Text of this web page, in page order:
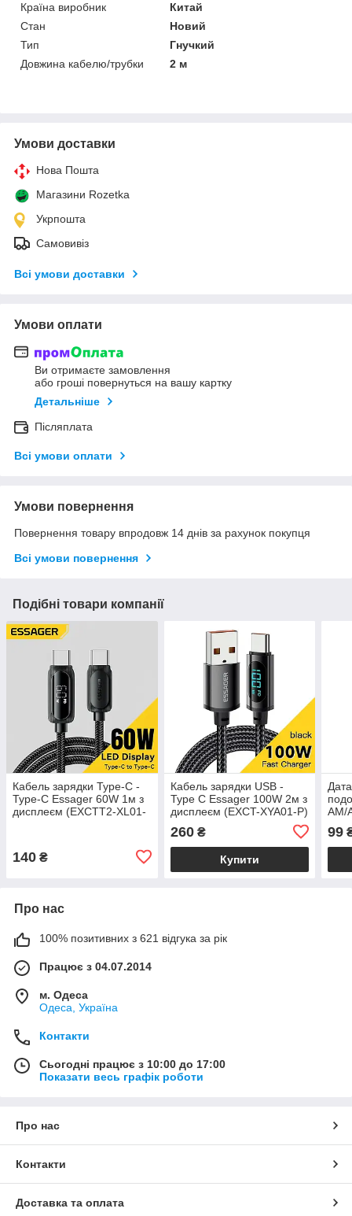
Країна виробник
Китай
Стан
Новий
Тип
Гнучкий
Довжина кабелю/трубки
2 м
Умови доставки
Нова Пошта
Магазини Rozetka
Укрпошта
Самовивіз
Всі умови доставки
Умови оплати
Ви отримаєте замовлення
або гроші повернуться на вашу картку
Детальніше
Післяплата
Всі умови оплати
Умови повернення
Повернення товару впродовж 14 днів за рахунок покупця
Всі умови повернення
Подібні товари компанії
Кабель зарядки Type-C -
Type-C Essager 60W 1м з
дисплеєм (EXCTT2-XL01-
140 ₴
Кабель зарядки USB -
Type C Essager 100W 2м з
дисплеєм (EXCT-XYA01-P)
260₴
Купити
AM/
99
Про нас
100% позитивних з 621 відгука за рік
Працює з 04.07.2014
м. Одеса
Одеса, Україна
Контакти
Сьогодні працює з 10:00 до 17:00
Показати весь графік роботи
Про нас
Контакти
Доставка та оплата